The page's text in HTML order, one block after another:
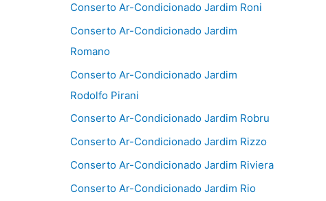
Conserto Ar-Condicionado Jardim Roni
Conserto Ar-Condicionado Jardim
Romano
Conserto Ar-Condicionado Jardim
Rodolfo Pirani
Conserto Ar-Condicionado Jardim Robru
Conserto Ar-Condicionado Jardim Rizzo
Conserto Ar-Condicionado Jardim Riviera
Conserto Ar-Condicionado Jardim Rio